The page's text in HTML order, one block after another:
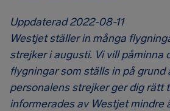
Uppdaterad 2022-08-11
Westjet ställer in många
strejker i augusti. Vi vill påminna
flygningar som ställs in på grund
personalens strejker ger dig rätt
informerades av Westjet mindre